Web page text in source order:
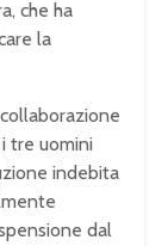
che ha
la
tre uomini
indebita
dal